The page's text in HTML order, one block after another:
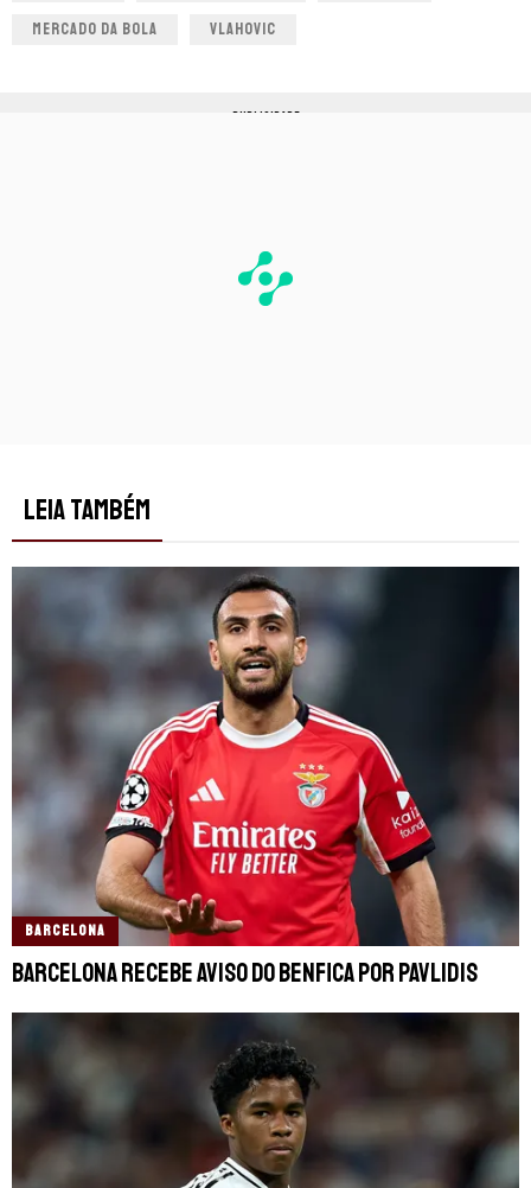
MERCADO DA BOLA VLAHOVIC
PUBLICIDADE
LEIA TAMBÉM
BARCELONA
Barcelona recebe aviso do Benfica por Pavlidis